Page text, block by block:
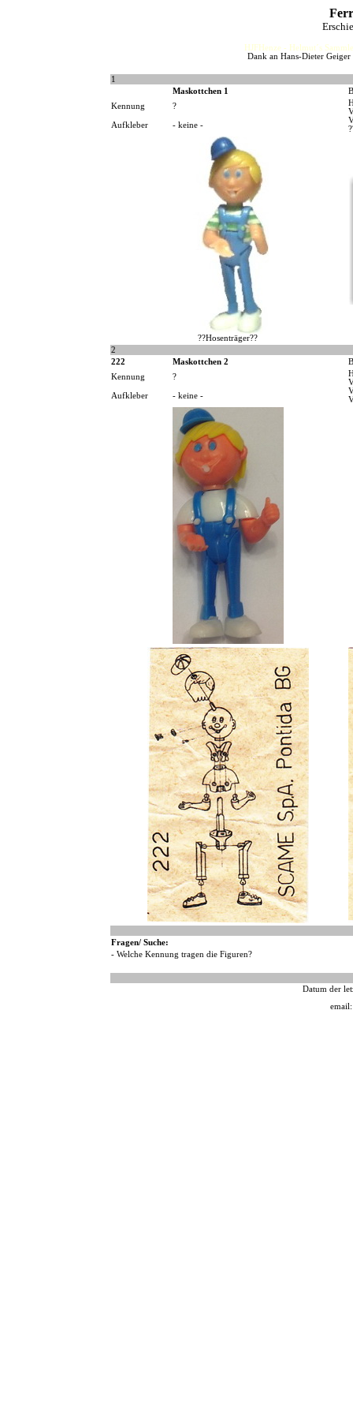
HJFHenze - Helmut´s
Dank an Hans-Dieter
1
Maskottchen 1
Kennung
?
Aufkleber - keine -
??Hosenträger??
2
222
Maskottchen 2
Kennung
?
Aufkleber - keine -
Fragen/ Suche:
- Welche Kennung tragen die Figuren?
Datum der